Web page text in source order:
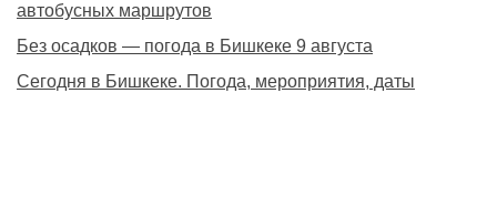
автобусных маршрутов
Без осадков — погода в Бишкеке 9 августа
Сегодня в Бишкеке. Погода, мероприятия, даты